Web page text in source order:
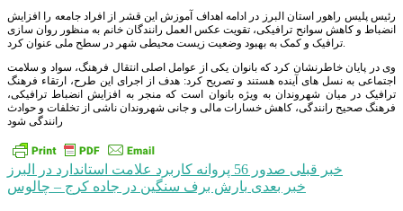
رئیس پلیس راهور استان البرز در ادامه اهداف آموزش این قشر از افراد جامعه را افزایش
انضباط و کاهش سوانح ترافیکی، تقویت عکس العمل رانندگان خانم به منظور روان سازی
ترافیک و کمک به بهبود وضعیت زیست محیطی شهر در سطح ملی عنوان کرد.
وی در پایان خاطرنشان کرد که بانوان یکی از عوامل اصلی انتقال فرهنگ، سواد و سلامت
اجتماعی به نسل های آینده هستند و تصریح کرد: هدف از اجرای این طرح، ارتقاء فرهنگ
ترافیک در میان شهروندان به ویژه بانوان است که منجر به افزایش انضباط ترافیکی،
فرهنگ صحیح رانندگی، کاهش خسارات مالی و جانی شهروندان ناشی از تخلفات و حوادث
رانندگی شود
راهبری
نوشته
خبر قبلی صدور 56 پروانه کاربرد علامت استاندارد در البرز
خبر بعدی بارش برف سنگین در جاده کرج – چالوس